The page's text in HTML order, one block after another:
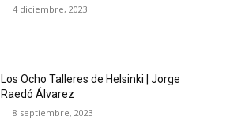
4 diciembre, 2023
Los Ocho Talleres de Helsinki | Jorge
Raedó Álvarez
8 septiembre, 2023